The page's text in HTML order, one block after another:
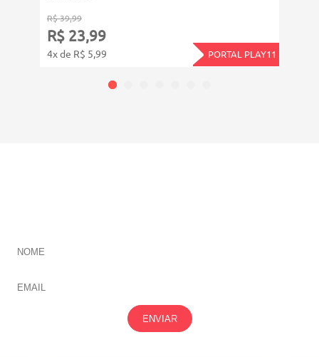
R$ 39,99
R$ 23,99
4x de R$ 5,99 PORTAL PLAY11
ENVIAR